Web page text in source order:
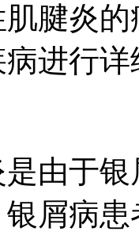
腱炎
进行
由于
屑病